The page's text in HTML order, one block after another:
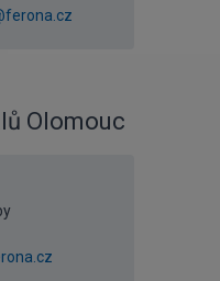
Olomouc